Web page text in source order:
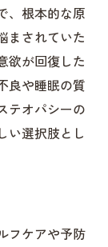
、根本的な原
まされていた
欲が回復した
良や睡眠の質
テオパシーの
い選択肢とし
フケアや予防